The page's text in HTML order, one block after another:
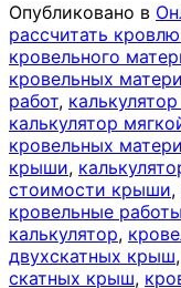
Опубликовано в
рассчитать
кровельного
кровельных
работ,
калькулятор
кровельных
крыши,
стоимости крыши,
кровельные
калькулятор,
двухскатных крыш,
скатных крыш,